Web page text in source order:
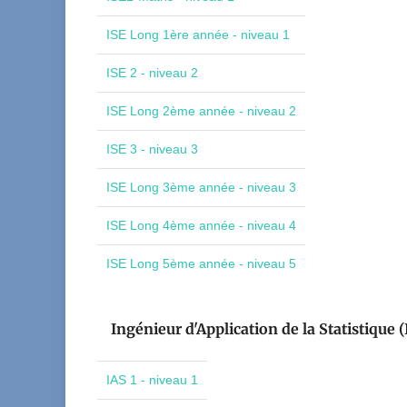
ISE Long 1ère année - niveau 1
ISE 2 - niveau 2
ISE Long 2ème année - niveau 2
ISE 3 - niveau 3
ISE Long 3ème année - niveau 3
ISE Long 4ème année - niveau 4
ISE Long 5ème année - niveau 5
Ingénieur d'Application de la Statistique
IAS 1 - niveau 1